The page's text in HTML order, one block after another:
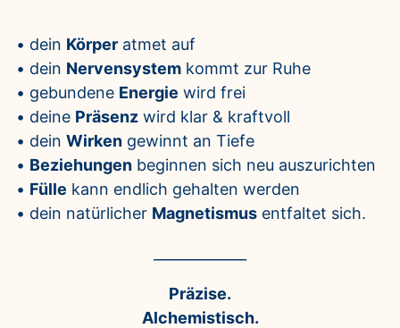
• dein Körper atmet auf
• dein Nervensystem kommt zur Ruhe
• gebundene Energie wird frei
• deine Präsenz wird klar & kraftvoll
• dein Wirken gewinnt an Tiefe
• Beziehungen beginnen sich neu auszurichten
• Fülle kann endlich gehalten werden
• dein natürlicher Magnetismus entfaltet sich.
Präzise.
Alchemistisch.